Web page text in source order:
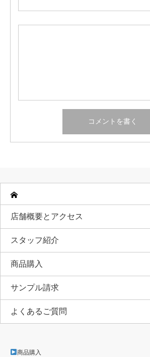
店舗概要とアクセス
スタッフ紹介
商品購入
サンプル請求
よくあるご質問
商品購入